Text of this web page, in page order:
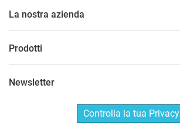
La nostra azienda
Prodotti
Newsletter
Controlla la tua Privacy